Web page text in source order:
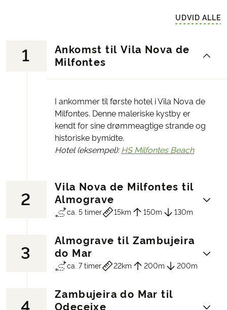
UDVID ALLE
1
Ankomst til Vila Nova de
Milfontes
I ankommer til første hotel i Vila Nova de
Milfontes. Denne maleriske kystby er
kendt for sine drømmeagtige strande og
historiske bymidte.
Hotel (eksempel): HS Milfontes Beach
2
Vila Nova de Milfontes til
Almograve
ca. 5 timer 15km 150m 130m
Når I begiver jer ud på vandreferiens
første etape dag, kan I glæde jer til at
blive mødt af en fantastisk udsigt over Vila
yndefuldt flyder sammen med havet i
3
Almograve til Zambujeira
do Mar
ca. 7 timer 22km 200m 200m
Små fiskerlandsbyer, rødlige sandklitter,
Zambujeira do Mar til
Odeceixe